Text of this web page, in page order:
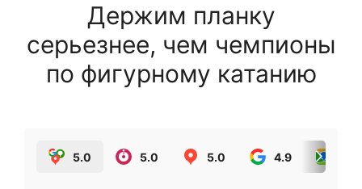
Держим планку
серьезнее, чем чемпионы
по фигурному катанию
5.0 5.0 5.0 4.9